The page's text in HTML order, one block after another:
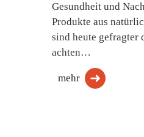
Gesundheit und
Produkte aus
sind heute gefragter
achten…
mehr